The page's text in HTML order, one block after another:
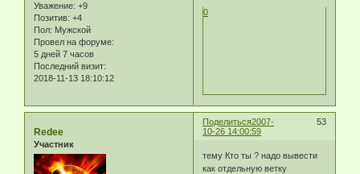
Уважение: +9
Позитив: +4
Пол: Мужской
Провел на форуме:
5 дней 7 часов
Последний визит:
2018-11-13 18:10:12
0
Поделиться 53
2007-
10-26 14:00:59
Redee
Участник
тему Кто ты ? надо вывести
как отдельную ветку